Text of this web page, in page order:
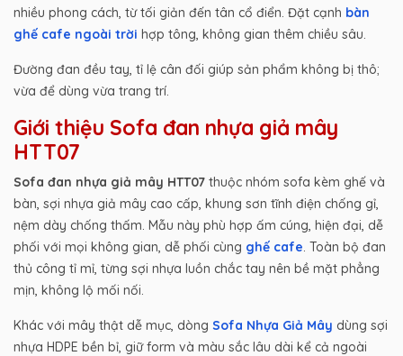
nhiều phong cách, từ tối giản đến tân cổ điển. Đặt cạnh bàn
ghế cafe ngoài trời hợp tông, không gian thêm chiều sâu.
Đường đan đều tay, tỉ lệ cân đối giúp sản phẩm không bị thô;
vừa để dùng vừa trang trí.
Giới thiệu Sofa đan nhựa giả mây
HTT07
Sofa đan nhựa giả mây HTT07 thuộc nhóm sofa kèm ghế và
bàn, sợi nhựa giả mây cao cấp, khung sơn tĩnh điện chống gỉ,
nệm dày chống thấm. Mẫu này phù hợp ấm cúng, hiện đại, dễ
phối với mọi không gian, dễ phối cùng ghế cafe . Toàn bộ đan
thủ công tỉ mỉ, từng sợi nhựa luồn chắc tay nên bề mặt phẳng
mịn, không lộ mối nối.
Khác với mây thật dễ mục, dòng Sofa Nhựa Giả Mây dùng sợi
nhựa HDPE bền bỉ, giữ form và màu sắc lâu dài kể cả ngoài